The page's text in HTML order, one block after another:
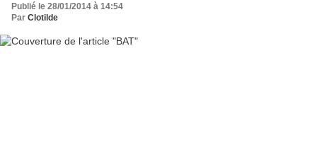
Publié le 28/01/2014 à 14:54
Par Clotilde